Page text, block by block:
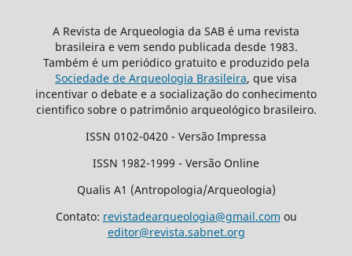
A Revista de Arqueologia da SAB é uma revista
brasileira e vem sendo publicada desde 1983.
Também é um periódico gratuito e produzido pela
Sociedade de Arqueologia Brasileira, que visa
incentivar o debate e a socialização do conhecimento
cientifico sobre o patrimônio arqueológico brasileiro.
ISSN 0102-0420 - Versão Impressa
ISSN 1982-1999 - Versão Online
Qualis A1 (Antropologia/Arqueologia)
Contato: revistadearqueologia@gmail.com ou
editor@revista.sabnet.org